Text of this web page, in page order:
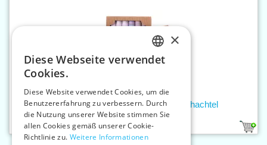
1
Damen Taschentuch farbe - 6 St./Schachtel
CZECH
ENGLISH
×
Diese Webseite verwendet
Cookies.
Diese Website verwendet Cookies, um die
Benutzererfahrung zu verbessern. Durch
die Nutzung unserer Website stimmen Sie
allen Cookies gemäß unserer Cookie-
Richtlinie zu. Weitere Informationen